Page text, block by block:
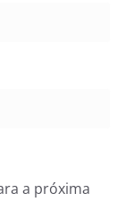
a próxima